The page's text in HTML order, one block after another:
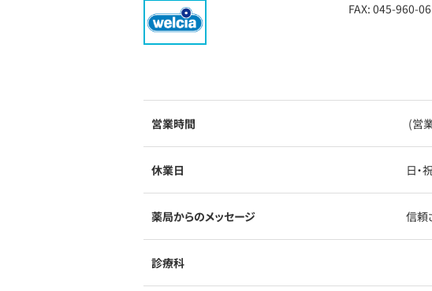
FAX: 045-960-
営業時間 (営
休業日 日・
薬局からのメッセージ 信頼
診療科